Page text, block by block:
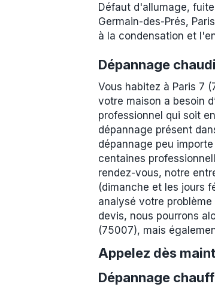
Défaut d'allumage,
Germain-des-Prés,
à la condensation et
Dépannage
Vous habitez à Paris 7
votre maison a besoin
professionnel qui soit
dépannage présent
dépannage peu
centaines
rendez-vous, notre
(dimanche et les jours
analysé votre
devis, nous pourrons
(75007), mais
Appelez dès
Dépannage